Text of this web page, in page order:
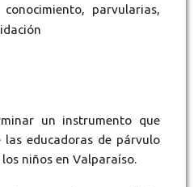
conocimiento, parvularias,
un instrumento que
educadoras de párvulo
niños en Valparaíso.